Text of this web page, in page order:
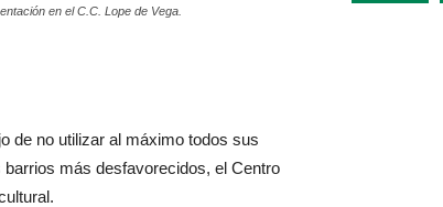
en el C.C. Lope de Vega.
de no utilizar al máximo todos sus
más desfavorecidos, el Centro